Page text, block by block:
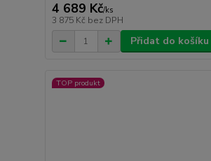
4 689 Kč/ks
3 875 Kč bez DPH
Přidat do košíku
TOP produkt